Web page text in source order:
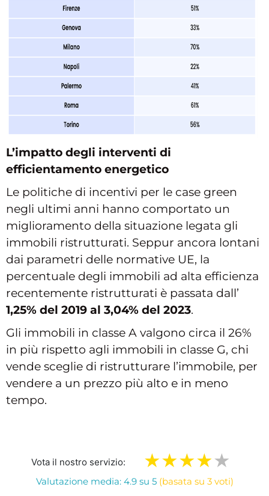
L’impatto degli interventi di
efficientamento energetico
Le politiche di incentivi per le case green
negli ultimi anni hanno comportato un
miglioramento della situazione legata gli
immobili ristrutturati. Seppur ancora lontani
dai parametri delle normative UE, la
percentuale degli immobili ad alta efficienza
recentemente ristrutturati è passata dall’
1,25% del 2019 al 3,04% del 2023.
Gli immobili in classe A valgono circa il 26%
in più rispetto agli immobili in classe G, chi
vende sceglie di ristrutturare l’immobile, per
vendere a un prezzo più alto e in meno
tempo.
Vota il nostro servizio:
Valutazione media: 4.9 su 5 (basata su 3 voti)